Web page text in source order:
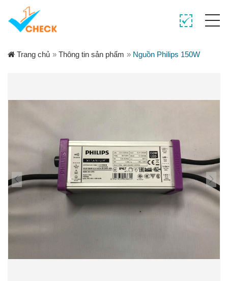
Trang chủ » Thông tin sản phẩm » Nguồn Philips 150W